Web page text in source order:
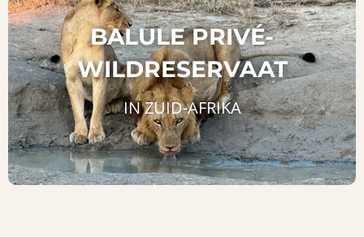
BALULE PRIVÉ-
WILDRESERVAAT
IN ZUID-AFRIKA